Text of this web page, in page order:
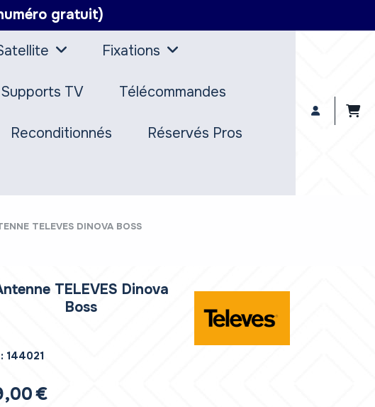
gratuit)
Fixations
Supports TV Télécommandes
Reconditionnés Réservés Pros
TELEVES DINOVA BOSS
TELEVES Dinova
Boss
144021
€